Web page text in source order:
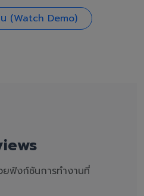
น (Watch Demo)
ยฟังก์ชันการทำงานที่